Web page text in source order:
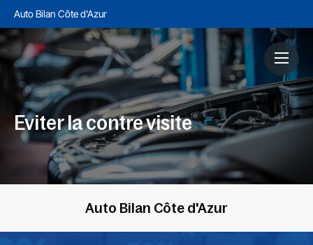
Auto Bilan Côte d'Azur
Eviter la contre visite
Auto Bilan Côte d'Azur